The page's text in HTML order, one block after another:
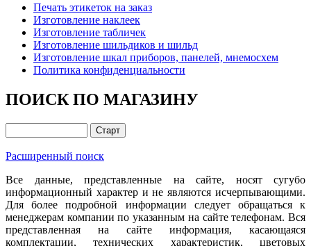
Печать этикеток на заказ
Изготовление наклеек
Изготовление табличек
Изготовление шильдиков и шильд
Изготовление шкал приборов, панелей, мнемосхем
Политика конфиденциальности
ПОИСК ПО МАГАЗИНУ
Расширенный поиск
Все данные, представленные на сайте, носят сугубо
информационный характер и не являются исчерпывающими.
Для более подробной информации следует обращаться к
менеджерам компании по указанным на сайте телефонам. Вся
представленная на сайте информация, касающаяся
комплектации, технических характеристик, цветовых